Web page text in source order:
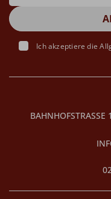
Ich akzeptiere die
BAHNHOFSTRASSE